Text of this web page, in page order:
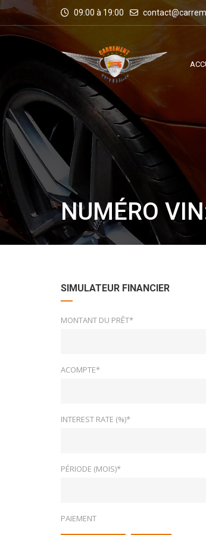
09:00 à 19:00
NUMÉRO
SIMULATEUR FINANCIER
MONTANT DU PRÊT*
ACOMPTE*
INTEREST RATE (%)*
PÉRIODE (MOIS)*
PAIEMENT